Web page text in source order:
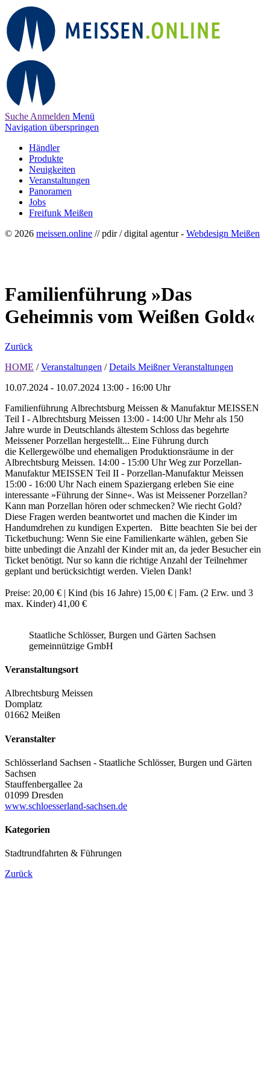
Suche Anmelden Menü
Navigation überspringen
Händler
Produkte
Neuigkeiten
Veranstaltungen
Panoramen
Jobs
Freifunk Meißen
© 2026 meissen.online // pdir / digital agentur - Webdesign Meißen
Familienführung »Das
Geheimnis vom Weißen Gold«
Zurück
HOME / Veranstaltungen / Details Meißner Veranstaltungen
10.07.2024 - 10.07.2024 13:00 - 16:00 Uhr
Familienführung Albrechtsburg Meissen & Manufaktur MEISSEN
Teil I - Albrechtsburg Meissen 13:00 - 14:00 Uhr Mehr als 150
Jahre wurde in Deutschlands ältestem Schloss das begehrte
Meissener Porzellan hergestellt... Eine Führung durch
die Kellergewölbe und ehemaligen Produktionsräume in der
Albrechtsburg Meissen. 14:00 - 15:00 Uhr Weg zur Porzellan-
Manufaktur MEISSEN Teil II - Porzellan-Manufaktur Meissen
15:00 - 16:00 Uhr Nach einem Spaziergang erleben Sie eine
interessante »Führung der Sinne«. Was ist Meissener Porzellan?
Kann man Porzellan hören oder schmecken? Wie riecht Gold?
Diese Fragen werden beantwortet und machen die Kinder im
Handumdrehen zu kundigen Experten. Bitte beachten Sie bei der
Ticketbuchung: Wenn Sie eine Familienkarte wählen, geben Sie
bitte unbedingt die Anzahl der Kinder mit an, da jeder Besucher ein
Ticket benötigt. Nur so kann die richtige Anzahl der Teilnehmer
geplant und berücksichtigt werden. Vielen Dank!
Preise: 20,00 € | Kind (bis 16 Jahre) 15,00 € | Fam. (2 Erw. und 3
max. Kinder) 41,00 €
Staatliche Schlösser, Burgen und Gärten Sachsen
gemeinnützige GmbH
Veranstaltungsort
Albrechtsburg Meissen
Domplatz
01662 Meißen
Veranstalter
Schlösserland Sachsen - Staatliche Schlösser, Burgen und Gärten
Sachsen
Stauffenbergallee 2a
01099 Dresden
www.schloesserland-sachsen.de
Kategorien
Stadtrundfahrten & Führungen
Zurück